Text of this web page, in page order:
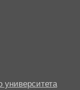
университета